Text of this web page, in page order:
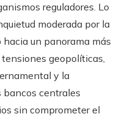
reguladores. Lo
moderada por la
un panorama más
geopolíticas,
y la
bancos centrales
sin comprometer el